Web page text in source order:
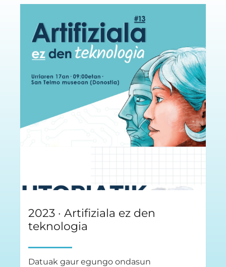
2023 · Artifiziala ez den
teknologia
Datuak gaur egungo ondasun